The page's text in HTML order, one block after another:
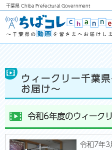
千葉県 Chiba Prefectural Government
ちばコレchannel ～千葉県
を皆さまへお届けします～
ウィークリー千葉
お届け～
令和6年度のウィーク
令和7年